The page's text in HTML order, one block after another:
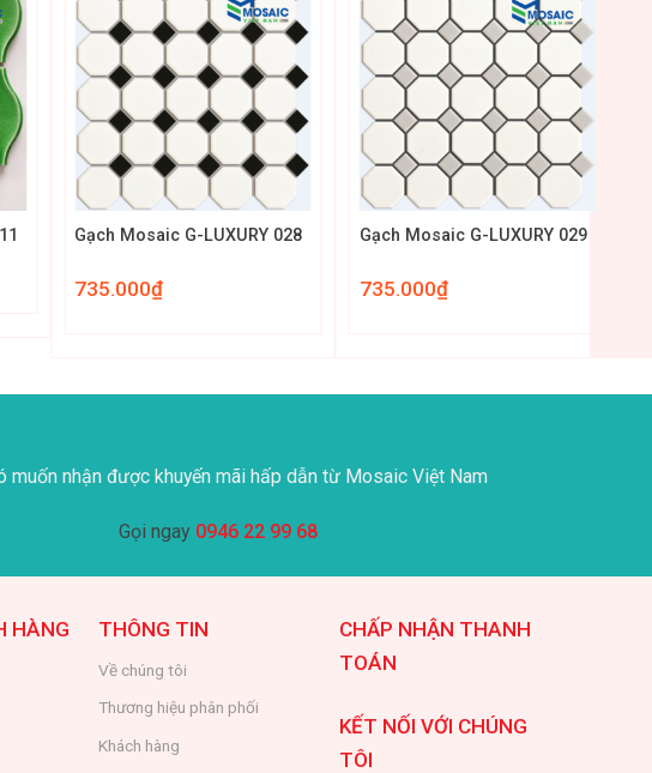
Gạch Mosaic G-LUXURY 028
735.000₫
Gạch Mosaic G-LUXURY 029
735.000₫
muốn nhận được khuyến mãi hấp dẫn từ Mosaic Việt Nam
Gọi ngay 0946 22 99 68
HÀNG THÔNG TIN
Về chúng tôi
Thương hiệu phân phối
Khách hàng
CHẤP NHẬN THANH
TOÁN
KẾT NỐI VỚI CHÚNG
TÔI